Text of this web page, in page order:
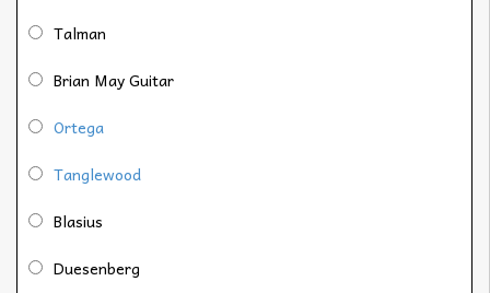
Talman
Brian May Guitar
Ortega
Tanglewood
Blasius
Duesenberg